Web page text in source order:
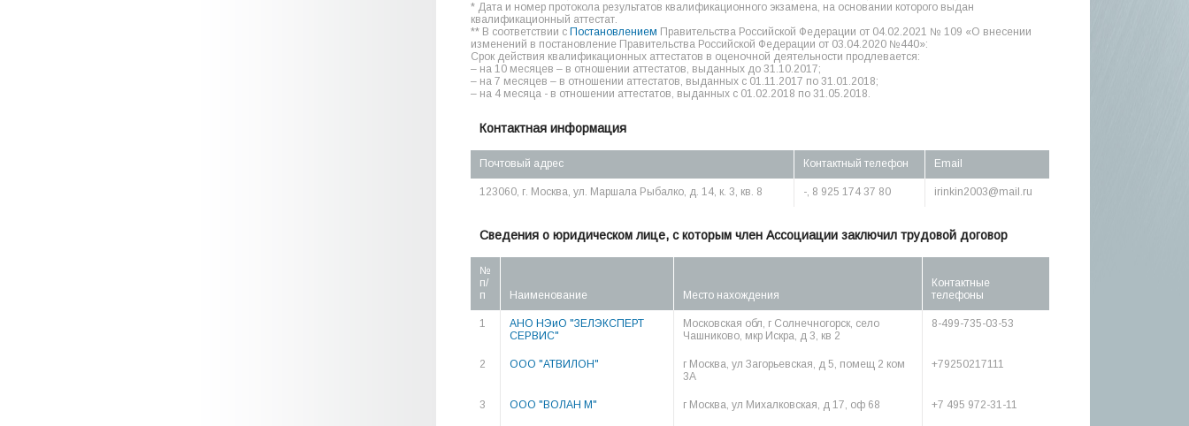
* Дата и номер протокола результатов квалификационного экзамена, на основании которого выдан
квалификационный аттестат.
** В соответствии с Постановлением Правительства Российской Федерации от 04.02.2021 № 109 «О внесении
изменений в постановление Правительства Российской Федерации от 03.04.2020 №440»:
Срок действия квалификационных аттестатов в оценочной деятельности продлевается:
– на 10 месяцев – в отношении аттестатов, выданных до 31.10.2017;
– на 7 месяцев – в отношении аттестатов, выданных с 01.11.2017 по 31.01.2018;
– на 4 месяца - в отношении аттестатов, выданных с 01.02.2018 по 31.05.2018.
Контактная информация
Почтовый адрес Контактный телефон Email
123060, г. Москва, ул. Маршала Рыбалко, д. 14, к. 3, кв. 8 -, 8 925 174 37 80 irinkin2003@mail.ru
Сведения о юридическом лице, с которым член Ассоциации заключил трудовой договор
№
п/
п
Наименование Место нахождения
Контактные
телефоны
1
АНО НЭиО "ЗЕЛЭКСПЕРТ
СЕРВИС"
Московская обл, г Солнечногорск, село
Чашниково, мкр Искра, д 3, кв 2
8-499-735-03-53
2 ООО "АТВИЛОН"
г Москва, ул Загорьевская, д 5, помещ 2 ком
3А
+79250217111
3 ООО "ВОЛАН М" г Москва, ул Михалковская, д 17, оф 68 +7 495 972-31-11